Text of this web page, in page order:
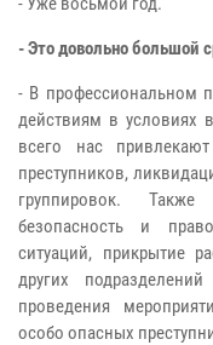
- Это довольно большой
- В профессиональном
действиям в условиях
всего нас
преступников,
группировок.
безопасность и
ситуаций, прикрытие
других
проведения
особо опасных